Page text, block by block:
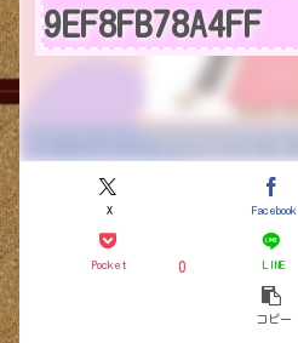
9EF8FB78A4FF
X Facebook
Pocket 0 LINE
コピー